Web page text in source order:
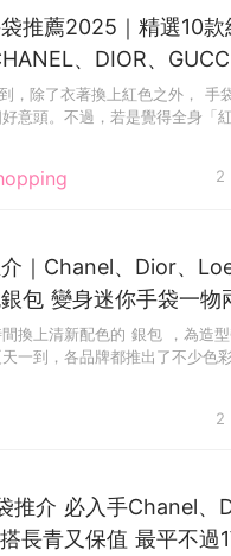
2
推薦2025｜精選10款
、DIOR、
花
，除了衣著換上紅色之外， 手
意頭。不過，若是覺得全身「
2
｜Chanel、Dior、
包 變身迷你手袋一物
換上清新配色的 銀包 ，為造
一到，各品牌都推出了不少色
推介 必入手Chanel、
長青又保值 最平不過1